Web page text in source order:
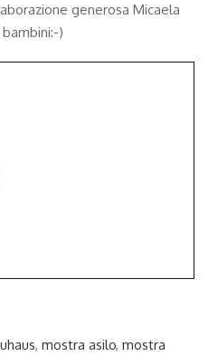
generosa Micaela
)
, mostra asilo, mostra